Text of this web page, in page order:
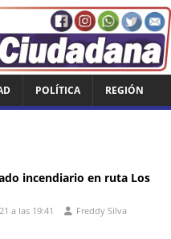
POLÍTICA REGIÓN
incendiario en ruta Los
a las 19:41 Freddy Silva